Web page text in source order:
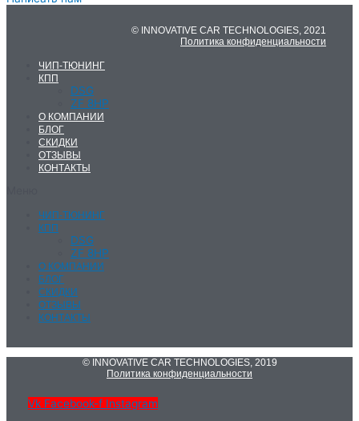
© INNOVATIVE CAR TECHNOLOGIES, 2021
Политика конфиденциальности
ЧИП-ТЮНИНГ
КПП
DSG
ZF 8HP
О КОМПАНИИ
БЛОГ
СКИДКИ
ОТЗЫВЫ
КОНТАКТЫ
ЧИП-ТЮНИНГ
КПП
DSG
ZF 8HP
О КОМПАНИИ
БЛОГ
СКИДКИ
ОТЗЫВЫ
КОНТАКТЫ
© INNOVATIVE CAR TECHNOLOGIES, 2019
Политика конфиденциальности
Vk Facebook-f Instagram